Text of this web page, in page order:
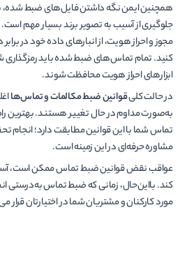
همچنین ایمن نگه داشتن فایل­‌های ضبط شده،
جلوگیری از آسیب به تصویر برند بسیار مهم
مجوز و احراز هویت، از انبارهای داده خود در
کنید. تمام تماس‌­های ضبط شده باید رمزگذاری
ابزارهای احراز هویت محافظت شوند.
در حالت کلیقوانین ضبط مکالمات و تماس‌­ها
به‌صورت مداوم در حال تغییر هستند. بهترین
تماس شما با این قوانین مطابقت دارد؛ انجام
مشاوره حرفه­‌ای در این زمینه است.
عواقب نقض قوانین ضبط تماس ممکن است،
کند. بااین‌حال، زمانی که ضبط تماس به‌درستی
مورد کارکنان و مشتریان شما در اختیارتان قرار